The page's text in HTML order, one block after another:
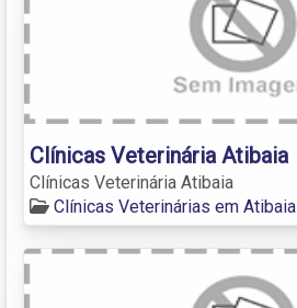
Clínicas Veterinária Atibaia
Clínicas Veterinária Atibaia
Clínicas Veterinárias em Atibaia